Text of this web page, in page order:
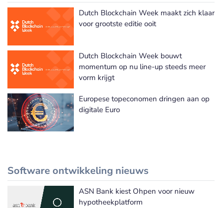
Dutch Blockchain Week maakt zich klaar
voor grootste editie ooit
Dutch Blockchain Week bouwt
momentum op nu line-up steeds meer
vorm krijgt
Europese topeconomen dringen aan op
digitale Euro
Software ontwikkeling nieuws
Meer Software ontwikkeling nieuws
ASN Bank kiest Ohpen voor nieuw
hypotheekplatform